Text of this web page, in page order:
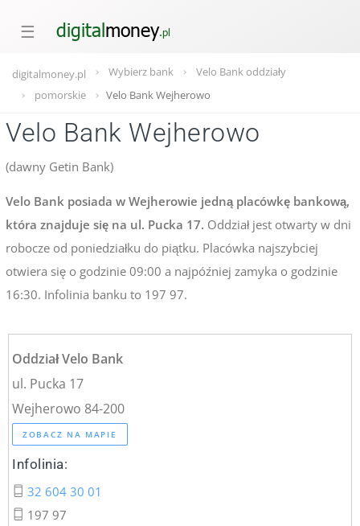
☰
digitalmoney.pl Wybierz bank
Velo Bank oddziały
pomorskie
Velo Bank Wejherowo
Velo Bank Wejherowo
(dawny Getin Bank)
Velo Bank posiada w Wejherowie jedną placówkę bankową,
która znajduje się na ul. Pucka 17. Oddział jest otwarty w dni
robocze od poniedziałku do piątku. Placówka najszybciej
otwiera się o godzinie 09:00 a najpóźniej zamyka o godzinie
16:30. Infolinia banku to 197 97.
Oddział Velo Bank
ul. Pucka 17
Wejherowo 84-200
ZOBACZ NA MAPIE
Infolinia:
32 604 30 01
197 97